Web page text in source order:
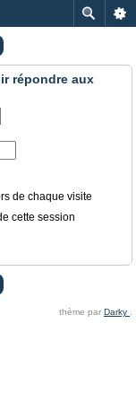
répondre aux
de chaque visite
cette session
thème par Darky